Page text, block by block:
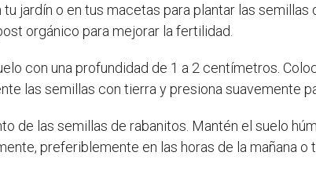
tu jardín o en tus macetas para plantar las
orgánico para mejorar la fertilidad.
con una profundidad de 1 a 2 centímetros.
las semillas con tierra y presiona suavemente
de las semillas de rabanitos. Mantén el suelo
preferiblemente en las horas de la mañana o